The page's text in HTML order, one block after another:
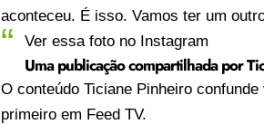
aconteceu. É isso. Vamos ter um
Ver essa foto no Instagram
Uma publicação compartilhada por
O conteúdo Ticiane Pinheiro
primeiro em Feed TV.